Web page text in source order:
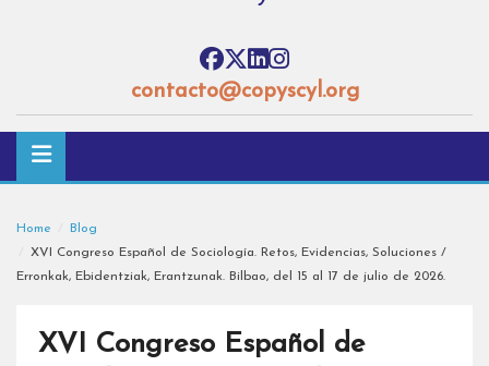
contacto@copyscyl.org
Home
Blog
XVI Congreso Español de Sociología. Retos, Evidencias, Soluciones /
Erronkak, Ebidentziak, Erantzunak. Bilbao, del 15 al 17 de julio de 2026.
XVI Congreso Español de